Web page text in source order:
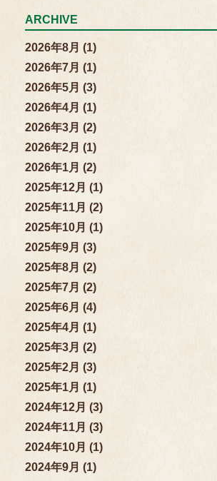
ARCHIVE
2026年8月 (1)
2026年7月 (1)
2026年5月 (3)
2026年4月 (1)
2026年3月 (2)
2026年2月 (1)
2026年1月 (2)
2025年12月 (1)
2025年11月 (2)
2025年10月 (1)
2025年9月 (3)
2025年8月 (2)
2025年7月 (2)
2025年6月 (4)
2025年4月 (1)
2025年3月 (2)
2025年2月 (3)
2025年1月 (1)
2024年12月 (3)
2024年11月 (3)
2024年10月 (1)
2024年9月 (1)